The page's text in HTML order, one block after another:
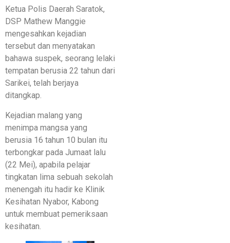
​Ketua Polis Daerah Saratok,
DSP Mathew Manggie
mengesahkan kejadian
tersebut dan menyatakan
bahawa suspek, seorang lelaki
tempatan berusia 22 tahun dari
Sarikei, telah berjaya
ditangkap.
​​Kejadian malang yang
menimpa mangsa yang
berusia 16 tahun 10 bulan itu
terbongkar pada Jumaat lalu
(22 Mei), apabila pelajar
tingkatan lima sebuah sekolah
menengah itu hadir ke Klinik
Kesihatan Nyabor, Kabong
untuk membuat pemeriksaan
kesihatan.